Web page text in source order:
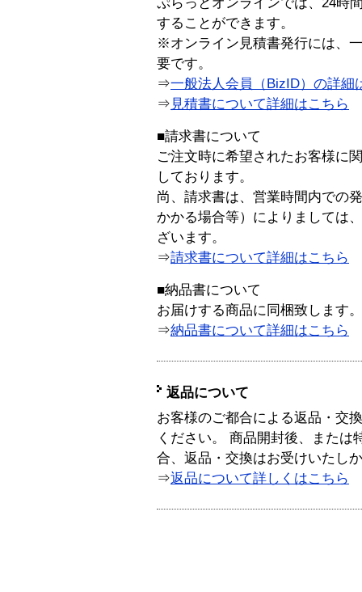
ぷらっとオンラインでは、24時
することができます。
※オンライン見積書発行には、
要です。
⇒一般法人会員（BizID）の詳細
⇒ 見積書について詳細はこちら
■請求書について
ご注文時に希望されたお客様に
しております。
尚、請求書は、営業時間内での
かかる場合等）によりましては
ざいます。
⇒請求書について詳細はこちら
■納品書について
お届けする商品に同梱致します。
⇒納品書について詳細はこちら
返品について
お客様のご都合による返品・交
ください。 商品開封後、または
合、返品・交換はお受けいたし
⇒返品について詳しくはこちら